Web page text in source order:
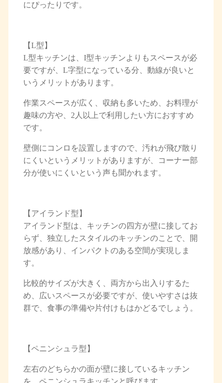
にぴったりです。
【L型】
L型キッチンは、I型キッチンよりもスペースが必
要ですが、L字型になっている分、動線が良いと
いうメリットがあります。
作業スペースが広く、収納も多いため、お料理が
趣味の方や、2人以上で利用したい方におすすめ
です。
壁側にコンロを設置しますので、汚れが飛び散り
にくいというメリットがありますが、コーナー部
分が使いにくいという声も聞かれます。
【アイランド型】
アイランド型は、キッチンの四方が壁に接してお
らず、独立したスタイルのキッチンのことで、開
放感があり、インパクトのある空間が実現しま
す。
比較的サイズが大きく、両方から出入りするた
め、広いスペースが必要ですが、使いやすさは抜
群で、食事の準備や片付けもはかどるでしょう。
【ペニンシュラ型】
左右のどちらかの面が壁に接しているキッチン